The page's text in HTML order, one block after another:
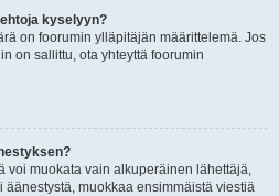
kyselyyn?
on foorumin ylläpitäjän määrittelemä. Jos
on sallittu, ota yhteyttä foorumin
voi muokata vain alkuperäinen lähettäjä,
muokkaa ensimmäistä viestiä